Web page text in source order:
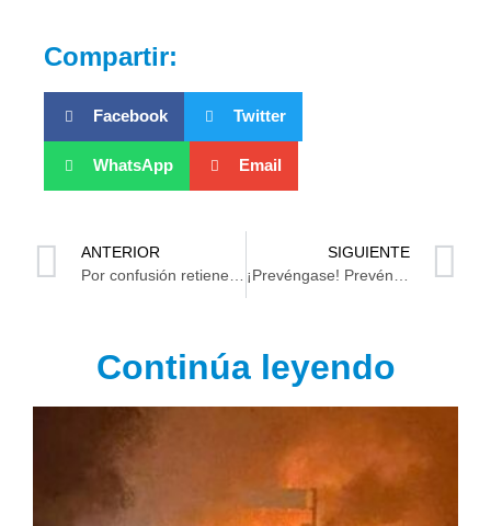
Compartir:
Facebook Twitter
WhatsApp Email
ANTERIOR
Por confusión retienen y agreden a escoltas de funcionaria de la SSPC Tabasco
SIGUIENTE
¡Prevéngase! Prevén lluvias intensas y descargas eléctricas en Tabasco (Video-Gráficos)
Continúa leyendo